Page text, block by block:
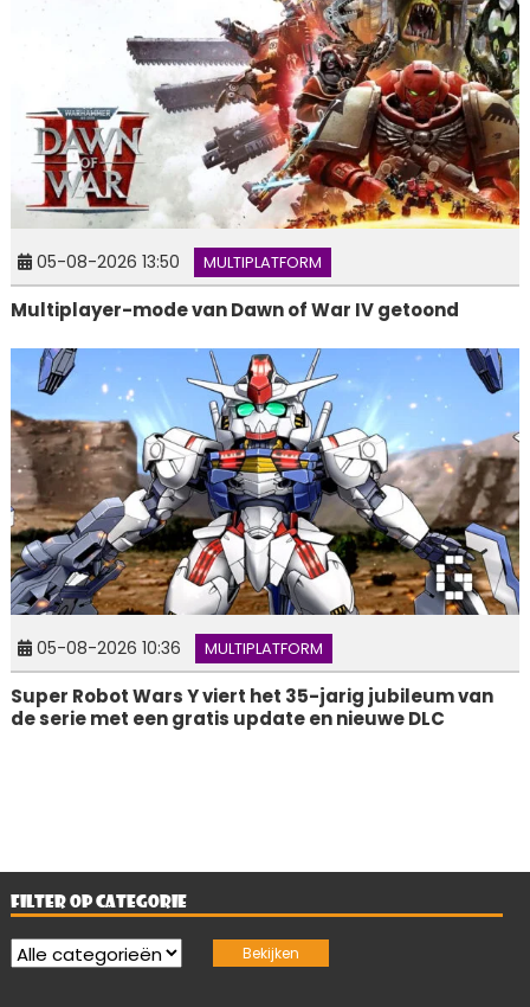
05-08-2026 13:50 MULTIPLATFORM
Multiplayer-mode van Dawn of War IV getoond
05-08-2026 10:36 MULTIPLATFORM
Super Robot Wars Y viert het 35-jarig jubileum van
de serie met een gratis update en nieuwe DLC
FILTER OP CATEGORIE